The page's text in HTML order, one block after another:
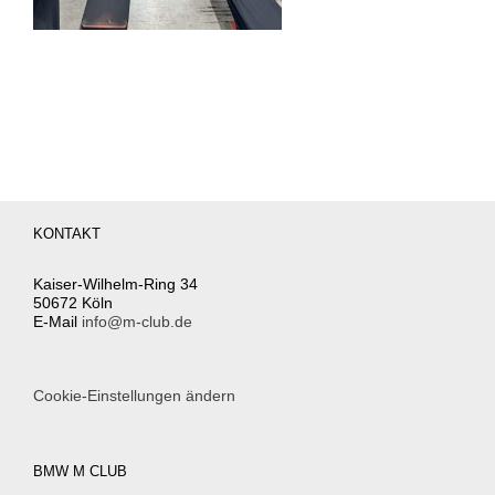
KONTAKT
Kaiser-Wilhelm-Ring 34
50672 Köln
E-Mail info@m-club.de
Cookie-Einstellungen ändern
BMW M CLUB